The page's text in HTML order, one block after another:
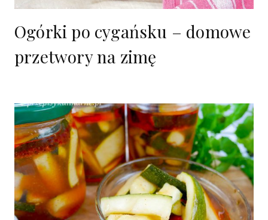
Ogórki po cygańsku – domowe
przetwory na zimę